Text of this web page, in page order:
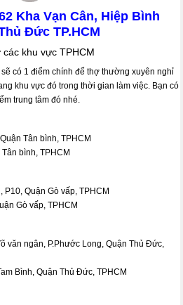
Kha Vạn Cân, Hiệp Bình
Đức TP.HCM
khu vực TPHCM
có 1 điểm chính để thợ thường xuyên nghỉ
khu vực đó trong thời gian làm việc. Bạn có
trung tâm đó nhé.
Tân bình, TPHCM
bình, TPHCM
Quận Gò vấp, TPHCM
Gò vấp, TPHCM
văn ngân, P.Phước Long, Quận Thủ Đức,
Bình, Quận Thủ Đức, TPHCM